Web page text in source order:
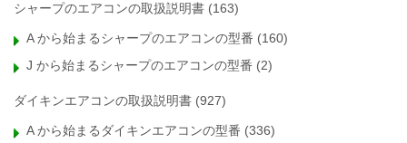
シャープのエアコンの取扱説明書 (163)
A から始まるシャープのエアコンの型番 (160)
J から始まるシャープのエアコンの型番 (2)
ダイキンエアコンの取扱説明書 (927)
A から始まるダイキンエアコンの型番 (336)